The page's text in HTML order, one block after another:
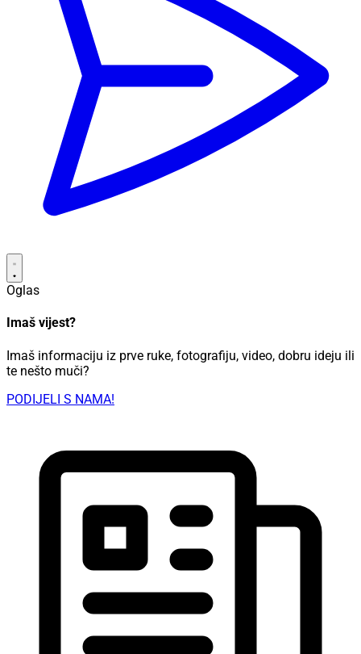
Oglas
Imaš vijest?
Imaš informaciju iz prve ruke, fotografiju, video, dobru ideju ili
te nešto muči?
PODIJELI S NAMA!